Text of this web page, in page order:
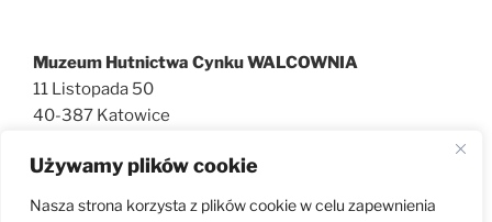
Używamy plików cookie
Nasza strona korzysta z plików cookie w celu zapewnienia
Muzeum Hutnictwa Cynku WALCOWNIA
11 Listopada 50
40-387 Katowice
walcownia@muzeatechniki.pl